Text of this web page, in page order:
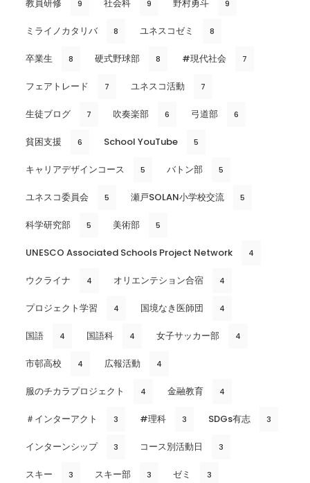
教員研修 9 社会科 9 野村勇斗 9
ミライノカタリバ 8 ユネスコゼミ 8
卒業生 8 硬式野球部 8 #現代社会 7
フェアトレード 7 ユネスコ活動 7
生徒ブログ 7 吹奏楽部 6 弓道部 6
貧困支援 6 School YouTube 5
キャリアデザインコース 5 バトン部 5
ユネスコ委員会 5 瀬戸SOLAN小学校交流 5
科学研究部 5 美術部 5
UNESCO Associated Schools Project Network 4
ウクライナ 4 オリエンテション合宿 4
プロジェクト学習 4 国境なき医師団 4
国語 4 国語科 4 女子サッカー部 4
市邨高校 4 広報活動 4
服のチカラプロジェクト 4 金融教育 4
＃インターアクト 3 #理科 3 SDGs有志 3
インターンシップ 3 コース別活動日 3
スキー 3 スキー部 3 ゼミ 3